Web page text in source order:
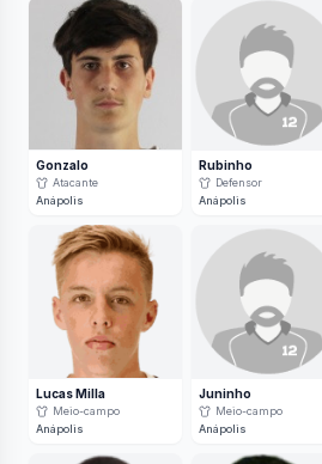
Gonzalo
Atacante
Anápolis
Rubinho
Defensor
Anápolis
Lucas Milla
Meio-campo
Anápolis
Juninho
Meio-campo
Anápolis